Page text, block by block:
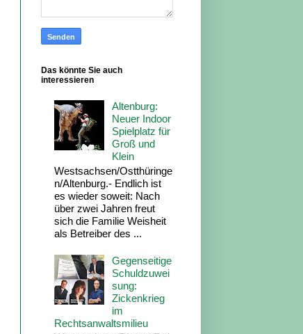
Das könnte Sie auch
interessieren
Altenburg:
Neuer Indoor
Spielplatz für
Groß und
Klein
Westsachsen/Ostthüringe
n/Altenburg.- Endlich ist
es wieder soweit: Nach
über zwei Jahren freut
sich die Familie Weisheit
als Betreiber des ...
Gegenseitige
Schuldzuwei
sung:
Zickenkrieg
im
Rechtsanwaltsmilieu